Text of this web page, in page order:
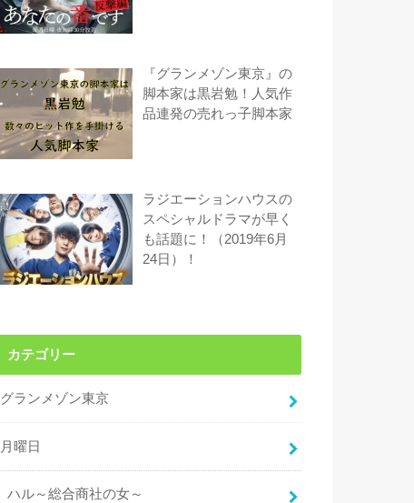
『グランメゾン東京』の
脚本家は黒岩勉！人気作
品連発の売れっ子脚本家
ラジエーションハウスの
スペシャルドラマが早く
も話題に！（2019年6月
24日）！
カテゴリー
グランメゾン東京
月曜日
ハル～総合商社の女～